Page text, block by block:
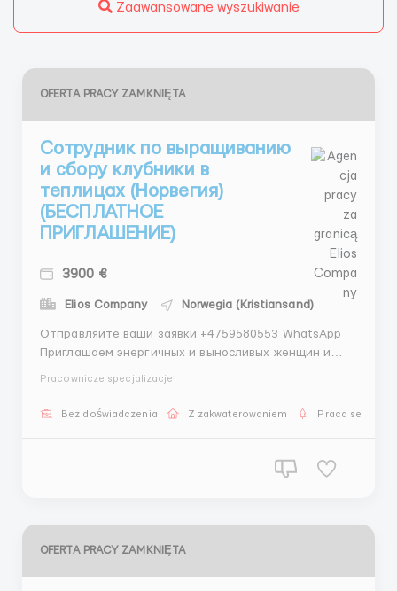
Zaawansowane wyszukiwanie
OFERTA PRACY ZAMKNIĘTA
Сотрудник по выращиванию
и сбору клубники в
теплицах (Норвегия)
(БЕСПЛАТНОЕ
ПРИГЛАШЕНИЕ)
3900 €
Elios Company Norwegia (Kristiansand)
Отправляйте ваши заявки +4759580553 WhatsApp
Приглашаем энергичных и выносливых женщин и
работы: Arendal, Kristiansand, Норвегия. Зарплата:
Pracownicze specjalizacje
Bez doświadczenia Z zakwaterowaniem Praca
OFERTA PRACY ZAMKNIĘTA